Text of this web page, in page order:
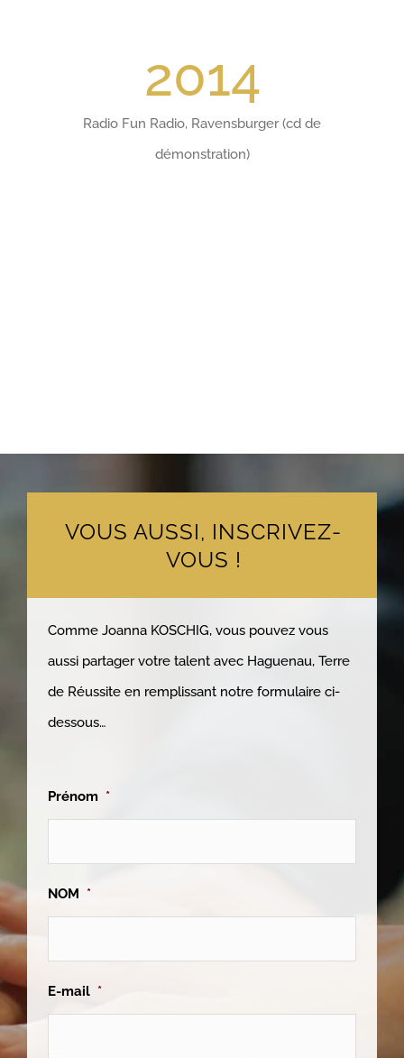
2014
Radio Fun Radio, Ravensburger (cd de
démonstration)
VOUS AUSSI, INSCRIVEZ-
VOUS !
Comme Joanna KOSCHIG, vous pouvez vous
aussi partager votre talent avec Haguenau, Terre
de Réussite en remplissant notre formulaire ci-
dessous…
Prénom *
NOM *
E-mail *